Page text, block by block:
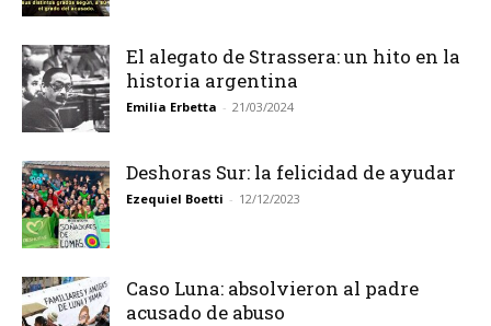
El alegato de Strassera: un hito en la
historia argentina
Emilia Erbetta - 21/03/2024
Deshoras Sur: la felicidad de ayudar
Ezequiel Boetti - 12/12/2023
Caso Luna: absolvieron al padre
acusado de abuso